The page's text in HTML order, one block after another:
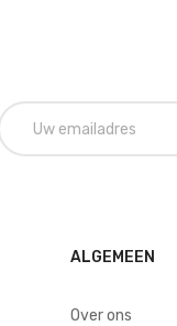
ALGEMEEN
Over ons